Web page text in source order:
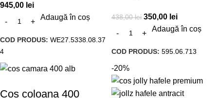
945,00 lei
Adaugă în coș
COD PRODUS: WE27.5338.08.37
4
438,00lei 350,00 lei
Adaugă în coș
COD PRODUS: 595.06.713
Cos coloana 400
-20%